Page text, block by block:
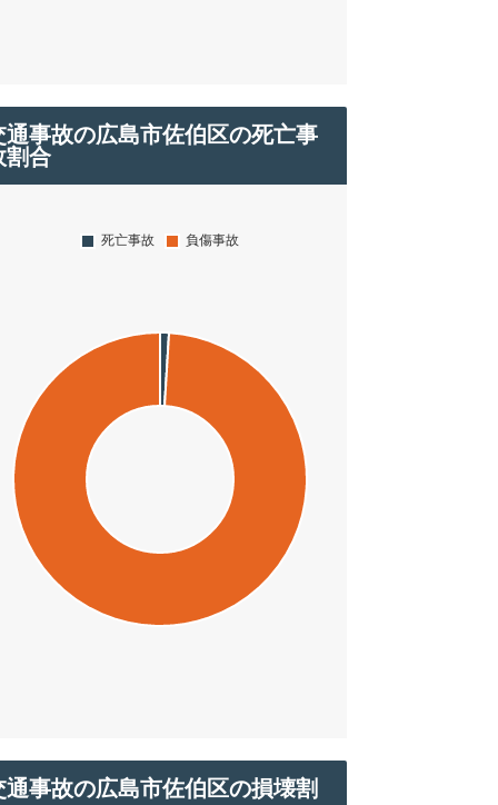
通事故の広島市佐伯区の死亡事
割合
通事故の広島市佐伯区の損壊割